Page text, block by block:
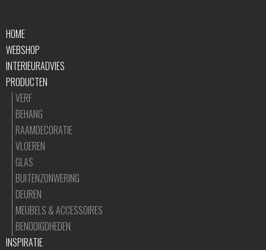
HOME
WEBSHOP
INTERIEURADVIES
PRODUCTEN
VERF
BEHANG
RAAMDECORATIE
VLOEREN
GLAS
BUITENZONWERING
DEUREN
MEUBELS & ACCESSOIRES
BENODIGDHEDEN
INSPIRATIE